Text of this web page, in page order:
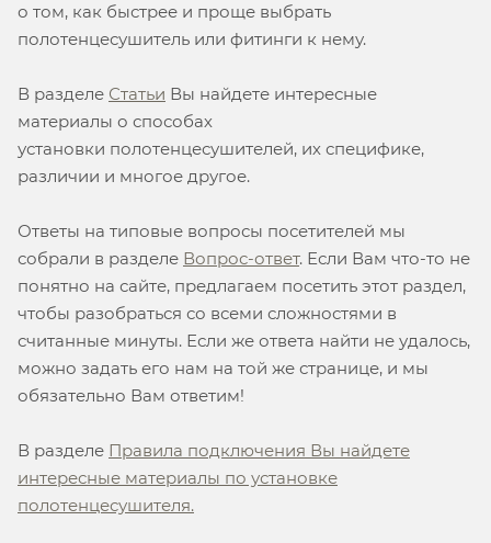
о том, как быстрее и проще выбрать
полотенцесушитель или фитинги к нему.
В разделе Статьи Вы найдете интересные
материалы о способах
установки полотенцесушителей, их специфике,
различии и многое другое.
Ответы на типовые вопросы посетителей мы
собрали в разделе Вопрос-ответ. Если Вам что-то не
понятно на сайте, предлагаем посетить этот раздел,
чтобы разобраться со всеми сложностями в
считанные минуты. Если же ответа найти не удалось,
можно задать его нам на той же странице, и мы
обязательно Вам ответим!
В разделе Правила подключения Вы найдете
интересные материалы по установке
полотенцесушителя.